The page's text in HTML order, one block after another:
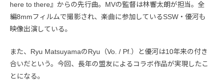
here to there』からの先行曲。MVの監督は林響太朗が担当。全
編8mmフィルムで撮影され、楽曲に参加しているSSW・優河も
映像出演している。
また、Ryu MatsuyamaのRyu（Vo. / Pf.）と優河は10年来の付き
合いだという。今回、長年の盟友によるコラボ作品が実現したこ
とになる。